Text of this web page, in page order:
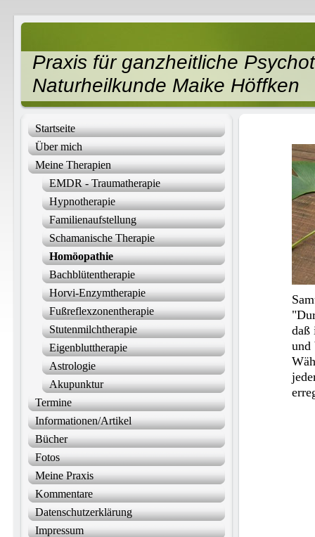
Praxis für ganzheitliche
Naturheilkunde Maike Höffken
Startseite
Über mich
Meine Therapien
EMDR - Traumatherapie
Hypnotherapie
Familienaufstellung
Schamanische Therapie
Homöopathie
Bachblütentherapie
Horvi-Enzymtherapie
Fußreflexzonentherapie
Stutenmilchtherapie
Eigenbluttherapie
Astrologie
Akupunktur
Termine
Informationen/Artikel
Bücher
Fotos
Meine Praxis
Kommentare
Datenschutzerklärung
Impressum
daß
und